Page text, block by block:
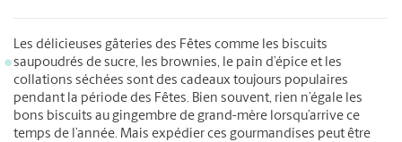
Les délicieuses gâteries des Fêtes comme les biscuits
saupoudrés de sucre, les brownies, le pain d’épice et les
collations séchées sont des cadeaux toujours populaires
pendant la période des Fêtes. Bien souvent, rien n’égale les
bons biscuits au gingembre de grand-mère lorsqu’arrive ce
temps de l’année. Mais expédier ces gourmandises peut être